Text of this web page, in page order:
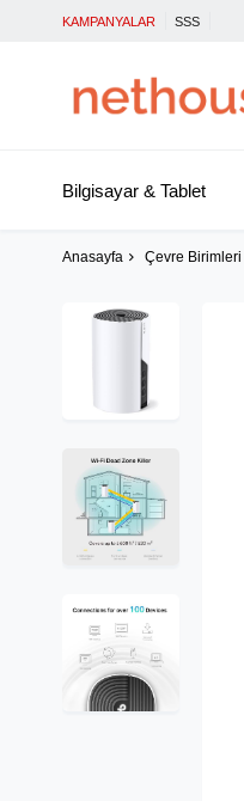
KAMPANYALAR SSS
Bilgisayar & Tablet
Anasayfa Çevre Birimleri